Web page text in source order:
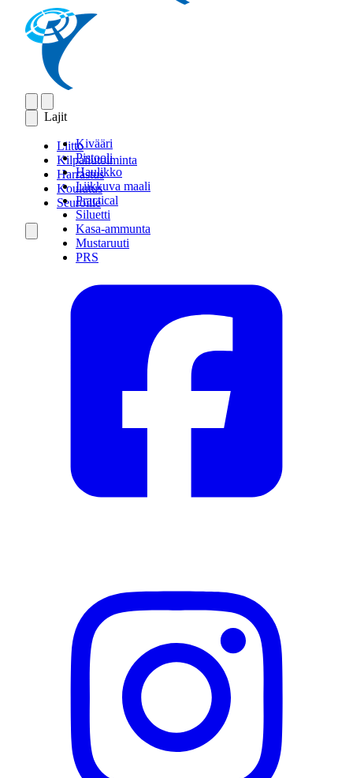
Lajit
Kivääri
Pistooli
Haulikko
Liikkuva maali
Practical
Siluetti
Kasa-ammunta
Mustaruuti
PRS
Liitto
Kilpailutoiminta
Harrastus
Koulutus
Seuroille